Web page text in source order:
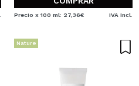
Precio x 100 ml: 27,36€ IVA Incl.
Nature